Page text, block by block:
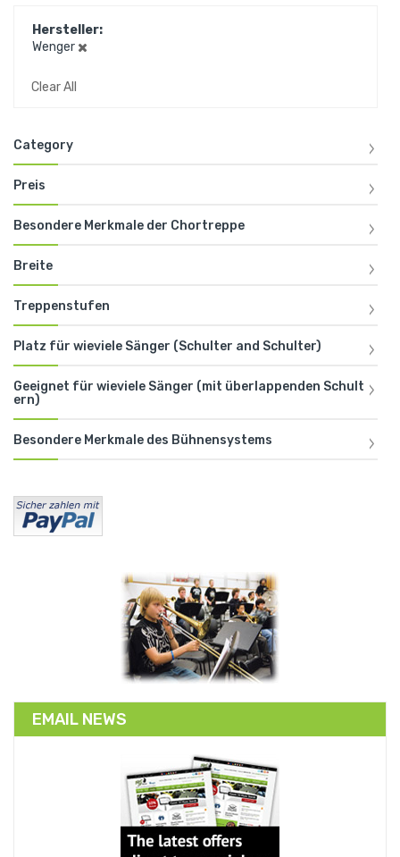
Hersteller
Wenger
Clear All
Category
Preis
Besondere Merkmale der Chortreppe
Breite
Treppenstufen
Platz für wieviele Sänger (Schulter and Schulter)
Geeignet für wieviele Sänger (mit überlappenden Schult
ern)
Besondere Merkmale des Bühnensystems
EMAIL NEWS